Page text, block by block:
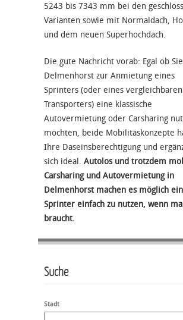
5243 bis 7343 mm bei den
Varianten sowie mit Normaldach,
und dem neuen Superhochdach.
Die gute Nachricht vorab: Egal ob
Delmenhorst zur Anmietung eines
Sprinters (oder eines vergleichbaren
Transporters) eine klassische
Autovermietung oder Carsharing
möchten, beide Mobilitäskonzepte
Ihre Daseinsberechtigung und
sich ideal. Autolos und trotzdem
Carsharing und Autovermietung in
Delmenhorst machen es möglich
Sprinter einfach zu nutzen, wenn
braucht.
Suche
Stadt